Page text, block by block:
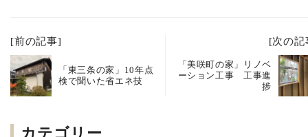
[前の記事]
「東三条の家」10年点
検で聞いた省エネ技
[次の記
「美咲町の家」リノベ
ーション工事 工事進
捗
カテゴリー